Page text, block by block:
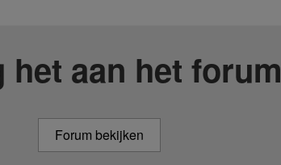
het aan het forum
Forum bekijken